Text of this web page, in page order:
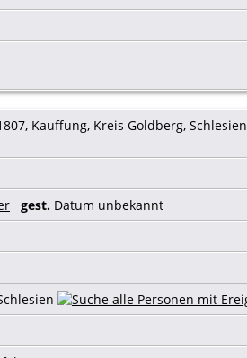
Kauffung, Kreis Goldberg, Schlesien
gest. Datum unbekannt